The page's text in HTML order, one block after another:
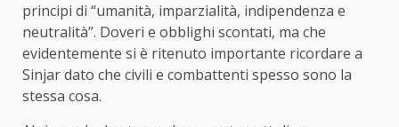
principi di “umanità, imparzialità, indipendenza e
neutralità”. Doveri e obblighi scontati, ma che
evidentemente si è ritenuto importante ricordare a
Sinjar dato che civili e combattenti spesso sono la
stessa cosa.